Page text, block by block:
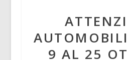
9 AL 25